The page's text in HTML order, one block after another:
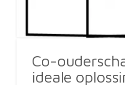
Co-
ideale